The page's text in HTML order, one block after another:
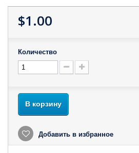
$1.00
Количество
В корзину
Добавить в избранное